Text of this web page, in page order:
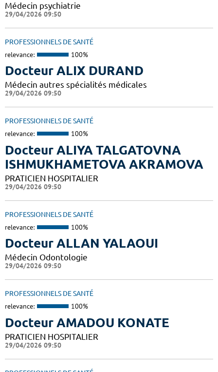
Médecin psychiatrie
29/04/2026 09:50
PROFESSIONNELS DE SANTÉ
relevance: 100%
Docteur ALIX DURAND
Médecin autres spécialités médicales
29/04/2026 09:50
PROFESSIONNELS DE SANTÉ
relevance: 100%
Docteur ALIYA TALGATOVNA
ISHMUKHAMETOVA AKRAMOVA
PRATICIEN HOSPITALIER
29/04/2026 09:50
PROFESSIONNELS DE SANTÉ
relevance: 100%
Docteur ALLAN YALAOUI
Médecin Odontologie
29/04/2026 09:50
PROFESSIONNELS DE SANTÉ
relevance: 100%
Docteur AMADOU KONATE
PRATICIEN HOSPITALIER
29/04/2026 09:50